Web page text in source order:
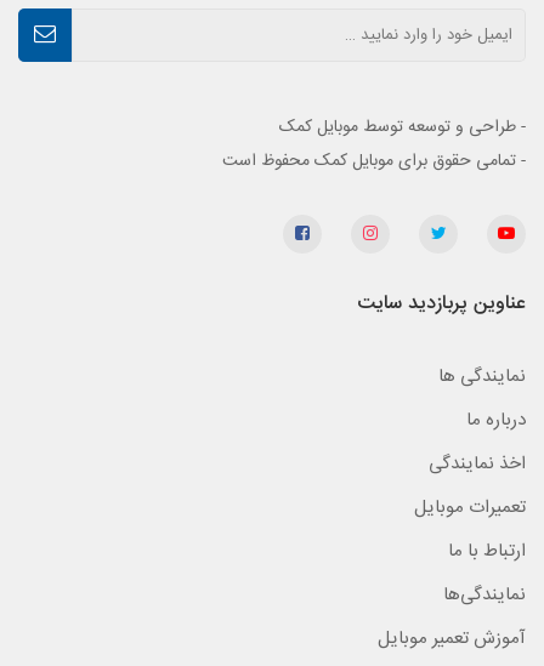
- طراحی و توسعه توسط موبایل کمک
- تمامی حقوق برای موبایل کمک محفوظ است
عناوین پربازدید سایت
نمایندگی ها
درباره ما
اخذ نمایندگی
تعمیرات موبایل
ارتباط با ما
نمایندگی‌ها
آموزش تعمیر موبایل